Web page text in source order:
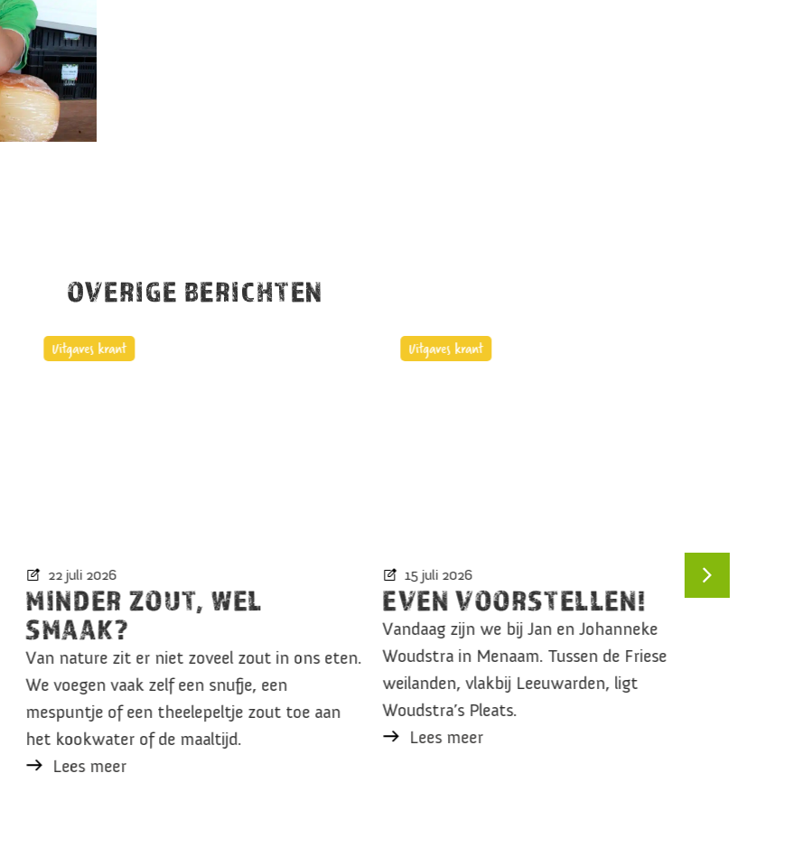
OVERIGE BERICHTEN
Uitgaves krant
22 juli 2026
MINDER ZOUT, WEL
SMAAK?
Van nature zit er niet zoveel zout in ons eten.
We voegen vaak zelf een snufje, een
mespuntje of een theelepeltje zout toe aan
het kookwater of de maaltijd.
Lees meer
Uitgaves krant
15 juli 2026
EVEN VOORSTELLEN!
Vandaag zijn we bij Jan en Johanneke
Woudstra in Menaam. Tussen de Friese
weilanden, vlakbij Leeuwarden, ligt
Woudstra’s Pleats.
Lees meer